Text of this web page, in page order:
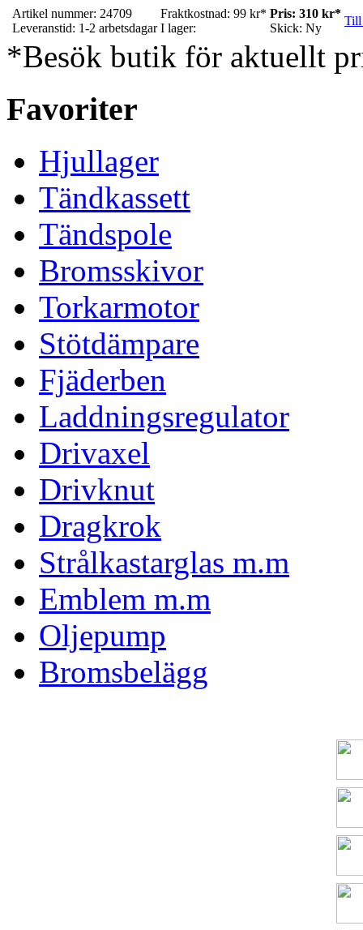
Artikel nummer: 24709
Leveranstid: 1-2 arbetsdagar
Fraktkostnad: 99 kr*
I lager:
Pris: 310 kr*
Skick: Ny
Till
*Besök butik för aktuellt
Favoriter
Hjullager
Tändkassett
Tändspole
Bromsskivor
Torkarmotor
Stötdämpare
Fjäderben
Laddningsregulator
Drivaxel
Drivknut
Dragkrok
Strålkastarglas m.m
Emblem m.m
Oljepump
Bromsbelägg